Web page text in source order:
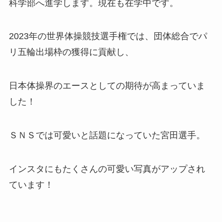
科学部へ進学します。現在も在学中です。
2023年の世界体操競技選手権では、団体総合でパ
リ五輪出場枠の獲得に貢献し、
日本体操界のエースとしての期待が高まっていま
した！
ＳＮＳでは可愛いと話題になっていた宮田選手。
インスタにもたくさんの可愛い写真がアップされ
ています！